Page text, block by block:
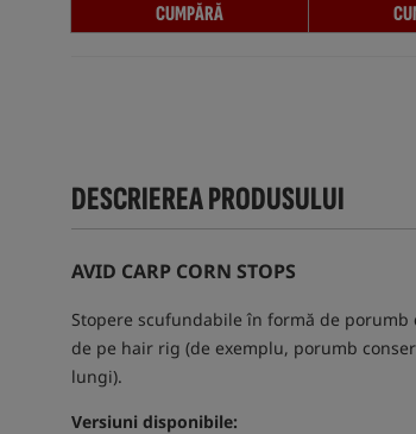
CUMPĂRĂ
DESCRIEREA PRODUSULUI
AVID CARP CORN STOPS
Stopere scufundabile în formă de
de pe hair rig (de exemplu, porumb
lungi).
Versiuni disponibile: